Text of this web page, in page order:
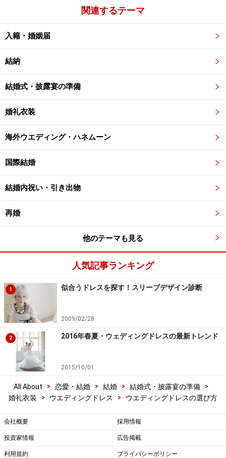
関連するテーマ
入籍・婚姻届
結納
結婚式・披露宴の準備
婚礼衣装
海外ウエディング・ハネムーン
国際結婚
結婚内祝い・引き出物
再婚
他のテーマも見る
人気記事ランキング
1 似合うドレスを探す！スリーブデザイン診断
2009/02/28
2 2016年春夏・ウェディングドレスの最新トレンド
2015/10/01
All About > 恋愛・結婚 > 結婚 > 結婚式・披露宴の準備
>
婚礼衣装
> ウエディングドレス > ウエディングドレスの選び方
会社概要 採用情報
投資家情報 広告掲載
利用規約 プライバシーポリシー